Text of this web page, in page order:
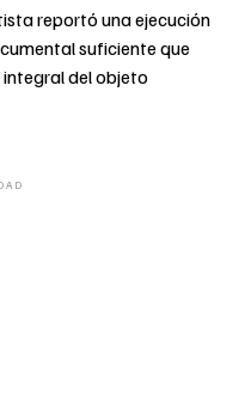
reportó una ejecución
suficiente que
del objeto